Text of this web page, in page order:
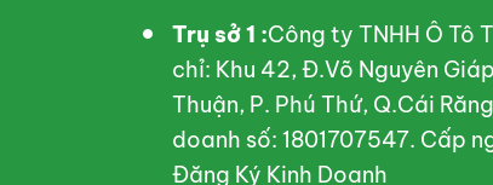
Trụ sở 1 :Công ty TNHH Ô Tô
chỉ: Khu 42, Đ.Võ Nguyên
Thuận, P. Phú Thứ, Q.Cái
doanh số: 1801707547. Cấp
Đăng Ký Kinh Doanh